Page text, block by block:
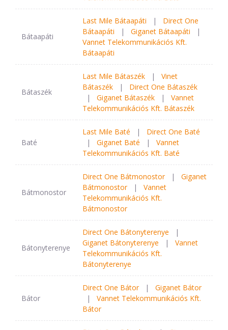
Bátaapáti
Last Mile Bátaapáti | Direct One
Bátaapáti
| Giganet Bátaapáti
|
Vannet Telekommunikációs Kft.
Bátaapáti
Bátaszék
Last Mile Bátaszék | Vinet
Bátaszék
| Direct One Bátaszék
| Giganet Bátaszék | Vannet
Telekommunikációs Kft. Bátaszék
Baté
Last Mile Baté | Direct One Baté
| Giganet Baté | Vannet
Telekommunikációs Kft. Baté
Bátmonostor
Direct One Bátmonostor | Giganet
Bátmonostor
| Vannet
Telekommunikációs Kft.
Bátmonostor
Bátonyterenye
Direct One Bátonyterenye
|
Giganet Bátonyterenye
| Vannet
Telekommunikációs Kft.
Bátonyterenye
Bátor
Direct One Bátor | Giganet Bátor
| Vannet Telekommunikációs Kft.
Bátor